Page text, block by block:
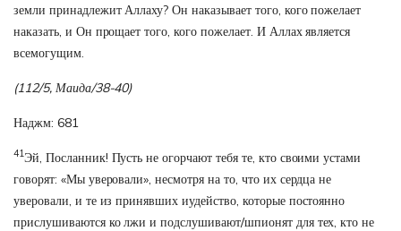
земли принадлежит Аллаху? Он наказывает того, кого пожелает
наказать, и Он прощает того, кого пожелает. И Аллах является
всемогущим.
(112/5, Маида/38-40)
Наджм: 681
41Эй, Посланник! Пусть не огорчают тебя те, кто своими устами
говорят: «Мы уверовали», несмотря на то, что их сердца не
уверовали, и те из принявших иудейство, которые постоянно
прислушиваются ко лжи и подслушивают/шпионят для тех, кто не